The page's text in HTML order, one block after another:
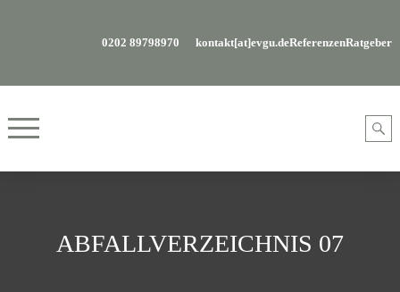
0202 89798970 kontakt[at]evgu.deReferenzenRatgeber
ABFALLVERZEICHNIS 07